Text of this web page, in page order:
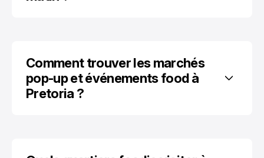
Comment trouver les marchés
pop-up et événements food à
Pretoria ?